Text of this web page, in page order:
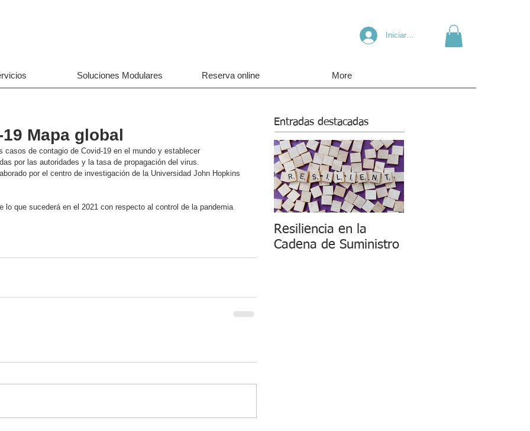
Iniciar sesión
Soluciones Modulares Reserva online More
Mapa global
casos de contagio de Covid-19 en el mundo y establecer
por las autoridades y la tasa de propagación del virus.
por el centro de investigación de la Universidad John Hopkins
lo que sucederá en el 2021 con respecto al control de la pandemia
Entradas destacadas
Resiliencia en la
Cadena de Suministro